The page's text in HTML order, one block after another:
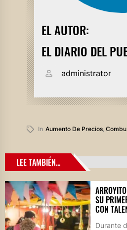
EL AUTOR:
EL DIARIO DEL
administrator
In Aumento De Precios,
LEE TAMBIÉN...
SU
CON
Durante